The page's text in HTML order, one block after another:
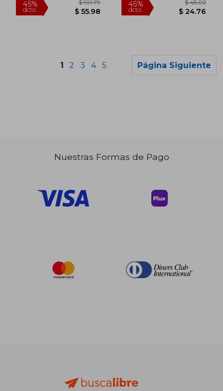
1 2 3 4 5 Página Siguiente
Nuestras Formas de Pago